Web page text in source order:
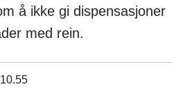
u
n
e
å ikke gi dispensasjoner
med rein.